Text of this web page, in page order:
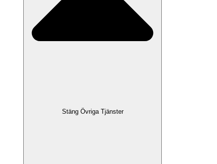
Stäng Övriga Tjänster